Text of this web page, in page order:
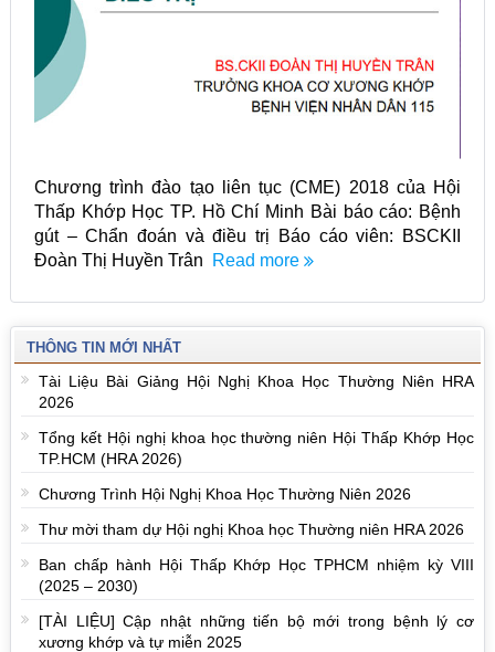
Chương trình đào tạo liên tục (CME) 2018 của Hội
Thấp Khớp Học TP. Hồ Chí Minh Bài báo cáo: Bệnh
gút – Chẩn đoán và điều trị Báo cáo viên: BSCKII
Đoàn Thị Huyền Trân
Read more
THÔNG TIN MỚI NHẤT
Tài Liệu Bài Giảng Hội Nghị Khoa Học Thường Niên HRA
2026
Tổng kết Hội nghị khoa học thường niên Hội Thấp Khớp Học
TP.HCM (HRA 2026)
Chương Trình Hội Nghị Khoa Học Thường Niên 2026
Thư mời tham dự Hội nghị Khoa học Thường niên HRA 2026
Ban chấp hành Hội Thấp Khớp Học TPHCM nhiệm kỳ VIII
(2025 – 2030)
[TÀI LIỆU] Cập nhật những tiến bộ mới trong bệnh lý cơ
xương khớp và tự miễn 2025